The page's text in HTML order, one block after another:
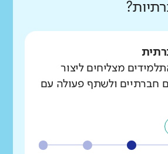
מצליחים ליצור
חברתיים ולשתף פעולה עם